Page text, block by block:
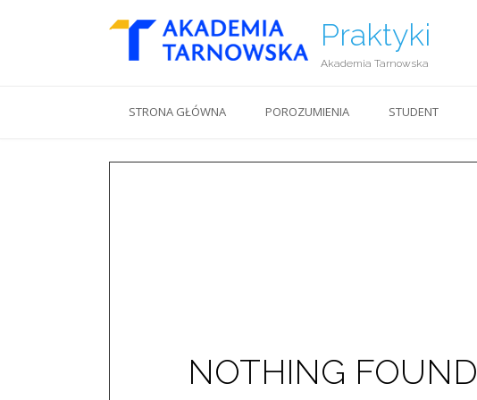
Praktyki
Akademia Tarnowska
STRONA GŁÓWNA POROZUMIENIA STUDENT
NOTHING FOUND